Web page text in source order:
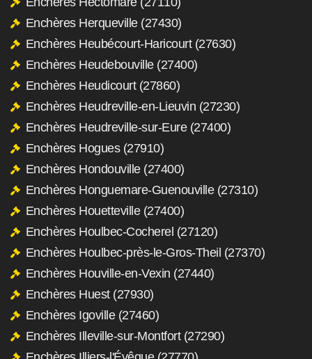
Enchères Herqueville (27430)
Enchères Heubécourt-Haricourt (27630)
Enchères Heudebouville (27400)
Enchères Heudicourt (27860)
Enchères Heudreville-en-Lieuvin (27230)
Enchères Heudreville-sur-Eure (27400)
Enchères Hogues (27910)
Enchères Hondouville (27400)
Enchères Honguemare-Guenouville (27310)
Enchères Houetteville (27400)
Enchères Houlbec-Cocherel (27120)
Enchères Houlbec-près-le-Gros-Theil (27370)
Enchères Houville-en-Vexin (27440)
Enchères Huest (27930)
Enchères Igoville (27460)
Enchères Illeville-sur-Montfort (27290)